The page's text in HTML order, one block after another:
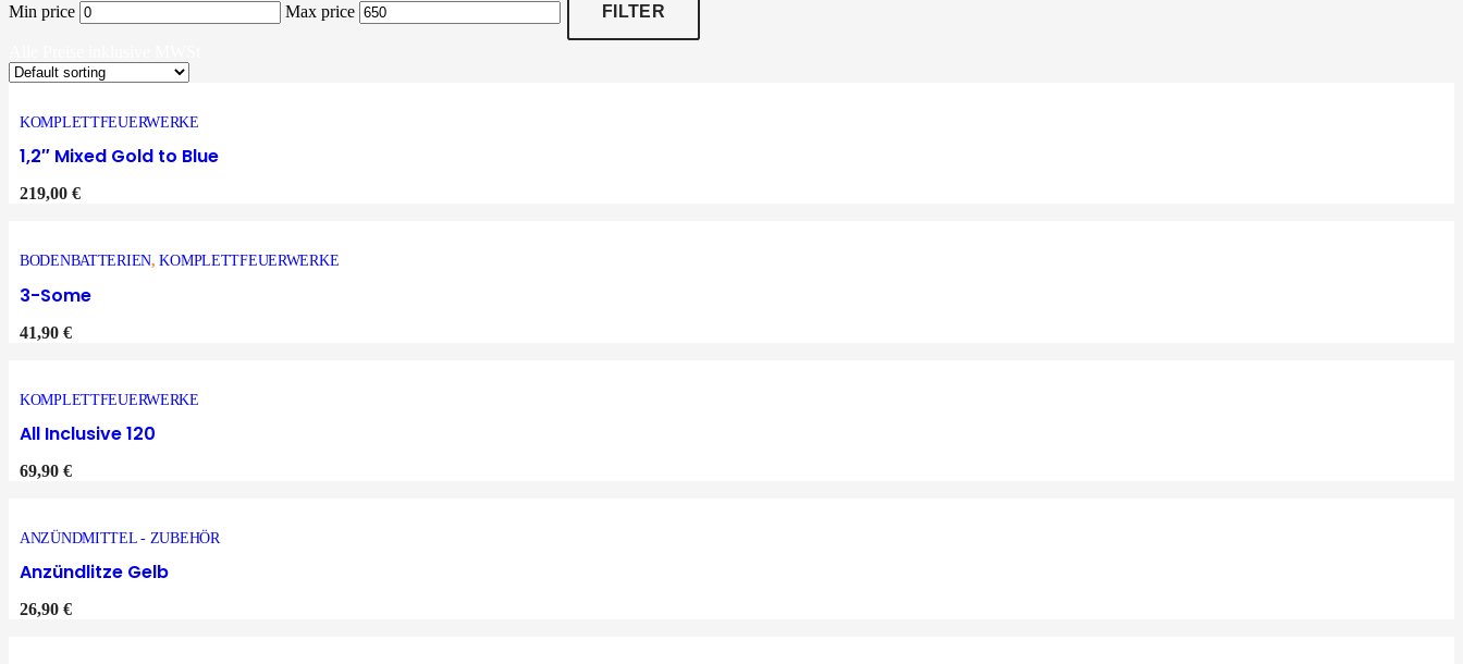
Min price Max price FILTER
KOMPLETTFEUERWERKE
1,2″ Mixed Gold to Blue
219,00 €
BODENBATTERIEN,KOMPLETTFEUERWERKE
3-Some
41,90 €
KOMPLETTFEUERWERKE
All Inclusive 120
69,90 €
ANZÜNDMITTEL - ZUBEHÖR
Anzündlitze Gelb
26,90 €